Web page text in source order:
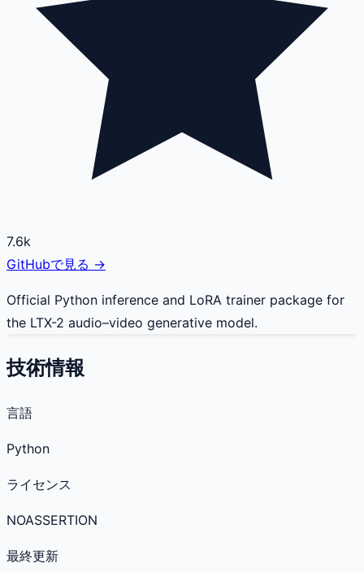
7.6k
GitHubで見る →
Official Python inference and LoRA trainer package for
the LTX-2 audio–video generative model.
技術情報
言語
Python
ライセンス
NOASSERTION
最終更新